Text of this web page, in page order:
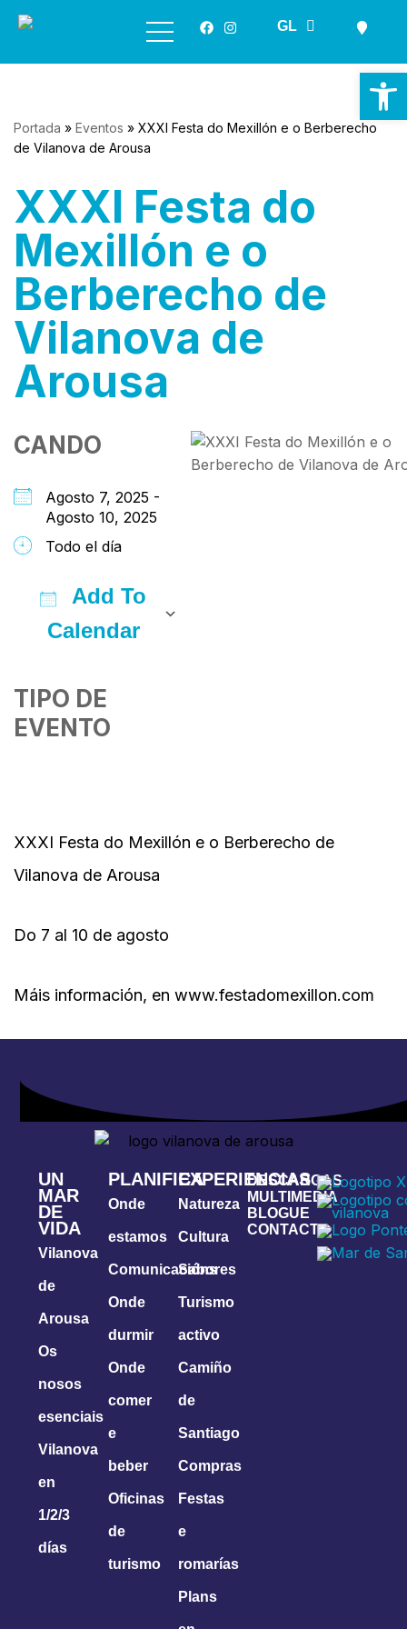
GL
EN
Portada » Eventos » XXXI Festa do Mexillón e o Berberecho
de Vilanova de Arousa
XXXI Festa do
Mexillón e o
Berberecho de
Vilanova de
Arousa
CANDO
Agosto 7, 2025 -
Agosto 10, 2025
Todo el día
Add To
Calendar
XXXI Festa do Mexillón e o Berberecho de
Vilanova de Arousa
Do 7 al 10 de agosto
Máis información, en www.festadomexillon.com
UN
MAR
DE
VIDA
Vilanova
de
Arousa
Os
nosos
esenciais
Vilanova
en
1/2/3
días
PLANIFICA
Onde
estamos
Comunicacións
Onde
durmir
Onde
comer
e
beber
Oficinas
de
turismo
EXPERIENCIAS
Natureza
Cultura
Sabores
Turismo
activo
Camiño
de
Santiago
Compras
Festas
e
romarías
Plans
DESCARGAS
MULTIMEDIA
BLOGUE
CONTACTA